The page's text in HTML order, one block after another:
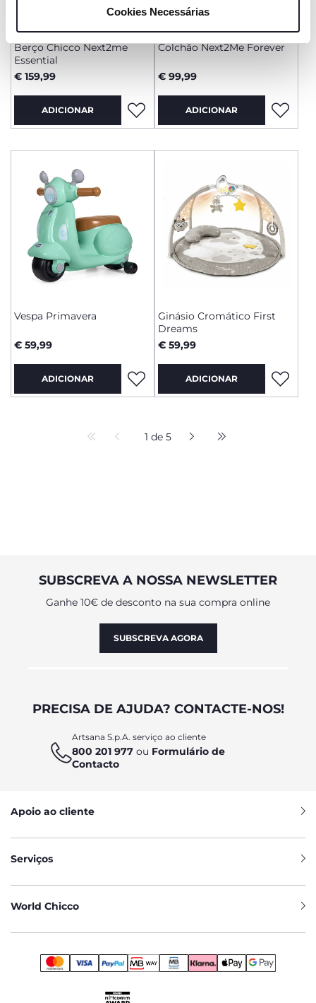
são necessários e essenciais para garantir o
funcionamento desta página.
Cookies Necessárias
Berço Chicco Next2me
Essential
€ 159,99
ADICIONAR
Colchão Next2Me Forever
€ 99,99
ADICIONAR
Vespa Primavera
€ 59,99
ADICIONAR
Ginásio Cromático First
Dreams
€ 59,99
ADICIONAR
1 de 5
SUBSCREVA A NOSSA NEWSLETTER
Ganhe 10€ de desconto na sua compra online
SUBSCREVA AGORA
PRECISA DE AJUDA? CONTACTE-NOS!
Artsana S.p.A. serviço ao cliente
800 201 977 ou Formulário de
Contacto
Apoio ao cliente
Serviços
World Chicco